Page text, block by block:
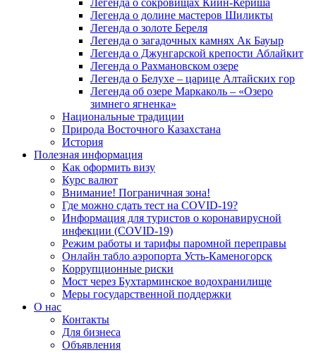
Легенда о сокровищах Киин-Кериша
Легенда о долине мастеров Шиликты
Легенда о золоте Береля
Легенда о загадочных камнях Ак Бауыр
Легенда о Джунгарской крепости Аблайкит
Легенда о Рахмановском озере
Легенда о Белухе – царице Алтайских гор
Легенда об озере Маркаколь – «Озеро
зимнего ягненка»
Национальные традиции
Природа Восточного Казахстана
История
Полезная информация
Как оформить визу
Курс валют
Внимание! Пограничная зона!
Где можно сдать тест на COVID-19?
Информация для туристов о коронавирусной
инфекции (COVID-19)
Режим работы и тарифы паромной переправы
Онлайн табло аэропорта Усть-Каменогорск
Коррупционные риски
Мост через Бухтарминское водохранилище
Меры государственной поддержки
О нас
Контакты
Для бизнеса
Объявления